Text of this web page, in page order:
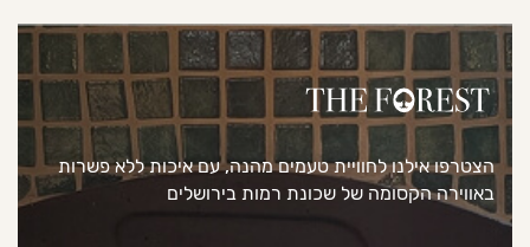
הצטרפו אילנו לחוויית טעמים מהנה, עם איכות ללא פשרות
באווירה הקסומה של שכונת רמות בירושלים